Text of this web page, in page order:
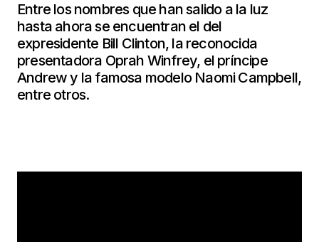
Entre los nombres que han salido a la luz
hasta ahora se encuentran el del
expresidente Bill Clinton, la reconocida
presentadora Oprah Winfrey, el príncipe
Andrew y la famosa modelo Naomi Campbell,
entre otros.